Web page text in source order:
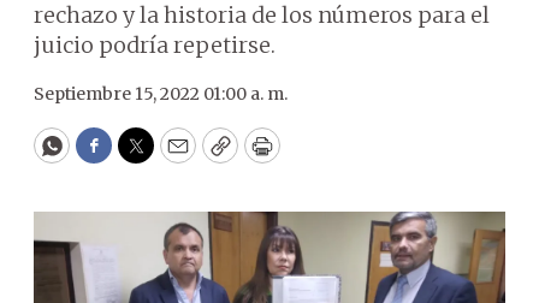
rechazo y la historia de los números para el
juicio podría repetirse.
Septiembre 15, 2022 01:00 a. m.
WhatsApp
Facebook
Twitter
EmailCopyPrint